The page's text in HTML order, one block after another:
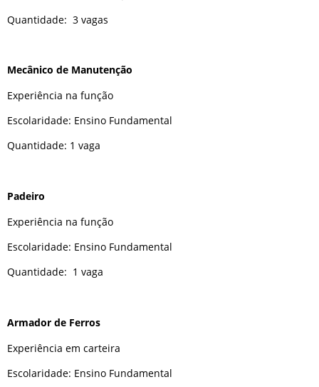
Quantidade: 3 vagas
Mecânico de Manutenção
Experiência na função
Escolaridade: Ensino Fundamental
Quantidade: 1 vaga
Padeiro
Experiência na função
Escolaridade: Ensino Fundamental
Quantidade: 1 vaga
Armador de Ferros
Experiência em carteira
Escolaridade: Ensino Fundamental